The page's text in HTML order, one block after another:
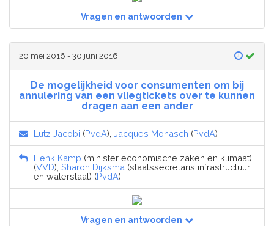
Vragen en antwoorden
20 mei 2016 - 30 juni 2016
De mogelijkheid voor consumenten om bij
annulering van een vliegtickets over te kunnen
dragen aan een ander
Lutz Jacobi (PvdA), Jacques Monasch (PvdA)
Henk Kamp (minister economische zaken en klimaat)
(VVD), Sharon Dijksma (staatssecretaris infrastructuur
en waterstaat) (PvdA)
Vragen en antwoorden